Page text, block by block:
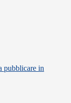
pubblicare in